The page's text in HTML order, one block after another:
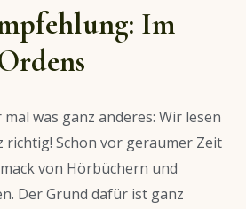
Im
was ganz anderes: Wir lesen
richtig! Schon vor geraumer Zeit
von Hörbüchern und
Der Grund dafür ist ganz